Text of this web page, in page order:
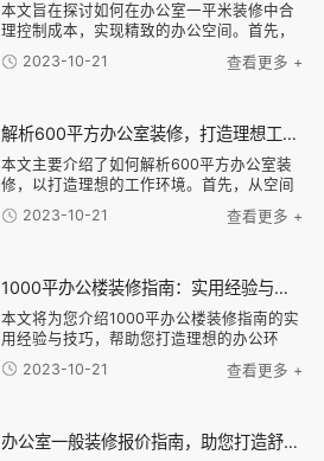
本文旨在探讨如何在办公室一平米装修中合
理控制成本，实现精致的办公空间。首先，
必须确立经济建设的中心思想。其次，可以
从四个方面入手：定制化设计、材料选择、
2023-10-21 查看更多 +
解析600平方办公室装修，打造理想工作环境的技巧与建议
本文主要介绍了如何解析600平方办公室装
修，以打造理想的工作环境。首先，从空间
布局和功能划分两个方面入手，分析了合理
的办公室布局和不同功能区域的设计建议。
2023-10-21 查看更多 +
1000平办公楼装修指南：实用经验与技巧解密，帮助您打造理想的办公环境！
本文将为您介绍1000平办公楼装修指南的实
用经验与技巧，帮助您打造理想的办公环
境。主要从以下四个方面进行阐述：1、规划
办公空间；2、选择合适的装修材料；3、设
2023-10-21 查看更多 +
办公室一般装修报价指南，助您打造舒适高效的工作环境！